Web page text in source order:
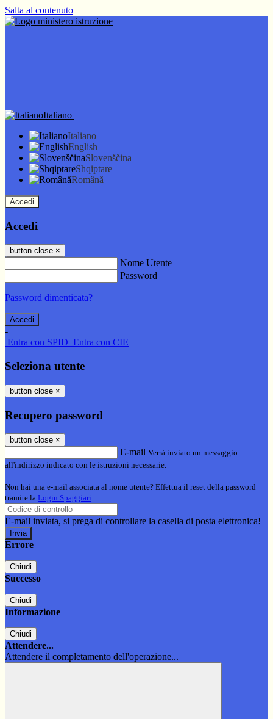
Salta al contenuto
Italiano
Italiano
English
Slovenščina
Shqiptare
Română
Accedi
Accedi
button close ×
Nome Utente
Password
Password dimenticata?
-
Entra con SPID Entra con CIE
Seleziona utente
button close ×
Recupero password
button close ×
E-mail Verrà inviato un messaggio
all'indirizzo indicato con le istruzioni necessarie.
Non hai una e-mail associata al nome utente? Effettua il reset della password
tramite la Login Spaggiari
E-mail inviata, si prega di controllare la casella di posta elettronica!
Errore
Chiudi
Successo
Chiudi
Informazione
Chiudi
Attendere...
Attendere il completamento dell'operazione...